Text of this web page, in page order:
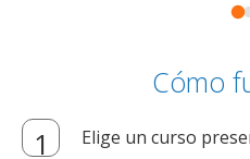
Cómo
Elige un curso